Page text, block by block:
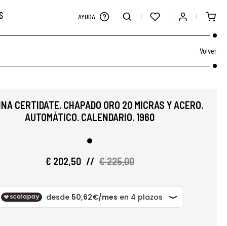
AYUDA
Volver
CERTIDATE. CHAPADO ORO 20 MICRAS Y ACERO.
AUTOMÁTICO. CALENDARIO. 1960
€ 202,50 // € 225,00